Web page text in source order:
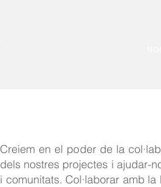
Creiem en el poder de la
dels nostres projectes i ajudar-
i comunitats. Col·laborar amb